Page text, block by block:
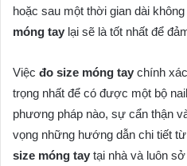
hoặc sau một thời gian dài
móng tay lại sẽ là tốt nhất để
Việc đo size móng tay chính
trọng nhất để có được một bộ
phương pháp nào, sự cẩn thận
vọng những hướng dẫn chi tiết
size móng tay tại nhà và luôn